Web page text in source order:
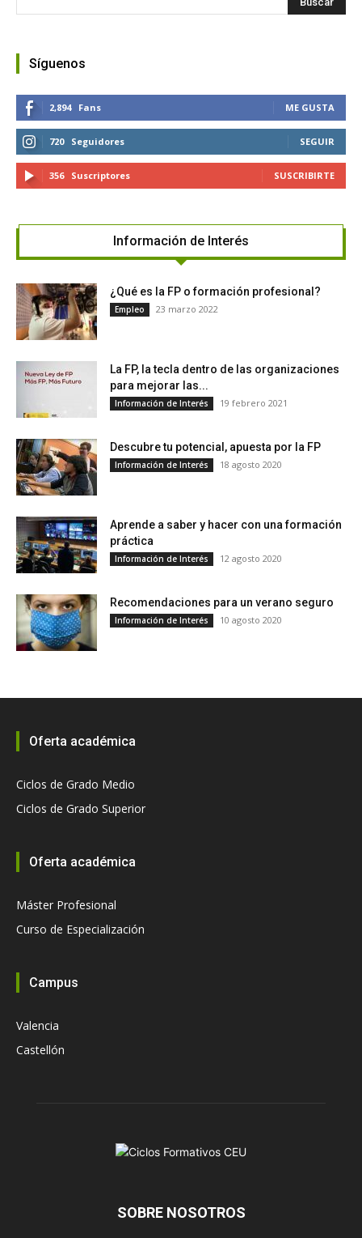
Síguenos
2,894 Fans ME GUSTA
720 Seguidores SEGUIR
356 Suscriptores SUSCRIBIRTE
Información de Interés
¿Qué es la FP o formación profesional?
Empleo 23 marzo 2022
La FP, la tecla dentro de las organizaciones
para mejorar las...
Información de Interés 19 febrero 2021
Descubre tu potencial, apuesta por la FP
Información de Interés 18 agosto 2020
Aprende a saber y hacer con una formación
práctica
Información de Interés 12 agosto 2020
Recomendaciones para un verano seguro
Información de Interés 10 agosto 2020
Oferta académica
Ciclos de Grado Medio
Ciclos de Grado Superior
Oferta académica
Máster Profesional
Curso de Especialización
Campus
Valencia
Castellón
SOBRE NOSOTROS